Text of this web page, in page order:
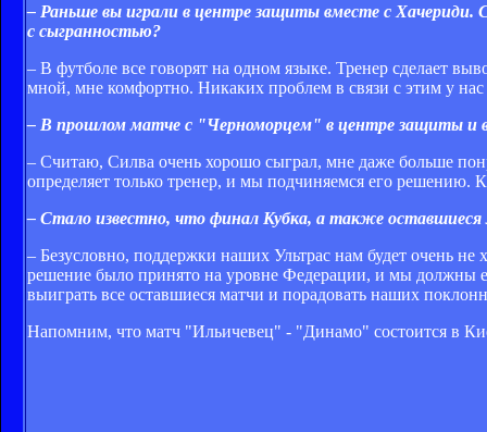
– Раньше вы играли в центре защиты вместе с
с сыгранностью?
– В футболе все говорят на одном языке. Тренер сделает
мной, мне комфортно. Никаких проблем в связи с этим у нас
– В прошлом матче с "Черноморцем" в центре защиты и
– Считаю, Силва очень хорошо сыграл, мне даже больше
определяет только тренер, и мы подчиняемся его решению.
– Стало известно, что финал Кубка, а также
– Безусловно, поддержки наших Ультрас нам будет очень
решение было принято на уровне Федерации, и мы должны
выиграть все оставшиеся матчи и порадовать наших
Напомним, что матч "Ильичевец" - "Динамо" состоится в